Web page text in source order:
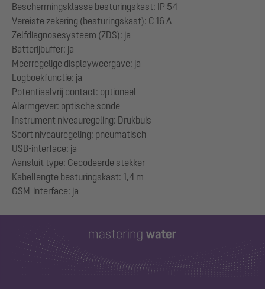
Beschermingsklasse besturingskast: IP 54
Vereiste zekering (besturingskast): C 16 A
Zelfdiagnosesysteem (ZDS): ja
Batterijbuffer: ja
Meerregelige displayweergave: ja
Logboekfunctie: ja
Potentiaalvrij contact: optioneel
Alarmgever: optische sonde
Instrument niveauregeling: Drukbuis
Soort niveauregeling: pneumatisch
USB-interface: ja
Aansluit type: Gecodeerde stekker
Kabellengte besturingskast: 1,4 m